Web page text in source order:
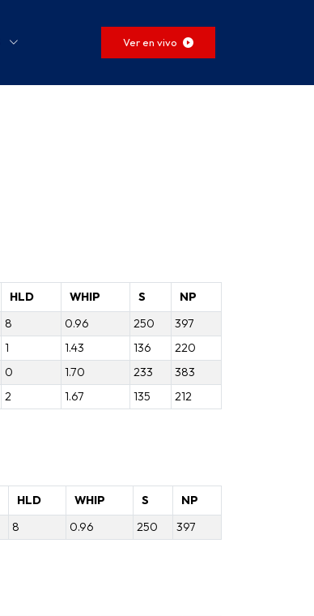
Ver en vivo
HLD WHIP S
NP
8 0.96 250
397
1 1.43 136
220
0 1.70 233
383
2 1.67 135 212
HLD WHIP S
NP
8 0.96 250 397